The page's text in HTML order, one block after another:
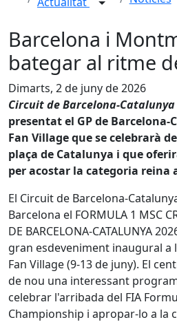
Barcelona i
bategar al ritme
Dimarts, 2 de juny de 2026
Circuit de Barcelona-
presentat el GP de
Fan Village que se celebrarà
plaça de Catalunya i que
per acostar la categoria reina
El Circuit de Barcelona-
Barcelona el FORMULA 1 MSC
DE BARCELONA-CATALUNYA
gran esdeveniment inaugural a
Fan Village (9-13 de juny). El
de nou una interessant
celebrar l'arribada del FIA
Championship i apropar-lo a la